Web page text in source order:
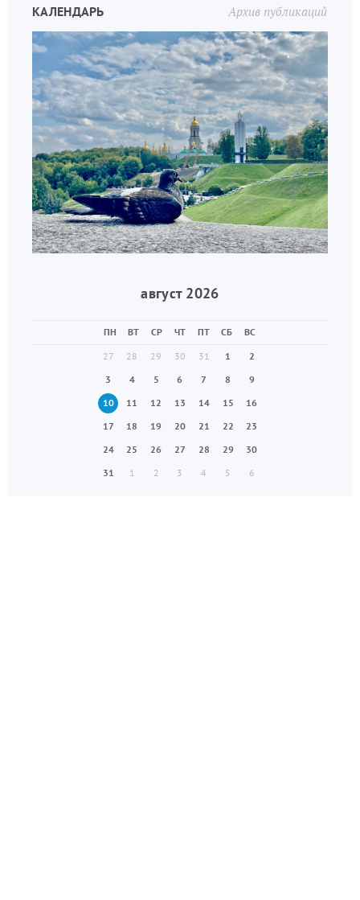
Архив публикаций
КАЛЕНДАРЬ
август 2026
ПН ВТ СР ЧТ ПТ СБ
ВС
27
28 29 30 31 1
2
3
4 5 6 7 8
9
10
11 12 13 14 15
16
17
18 19 20 21 22
23
24
25 26 27 28 29
30
31
1 2 3 4 5 6